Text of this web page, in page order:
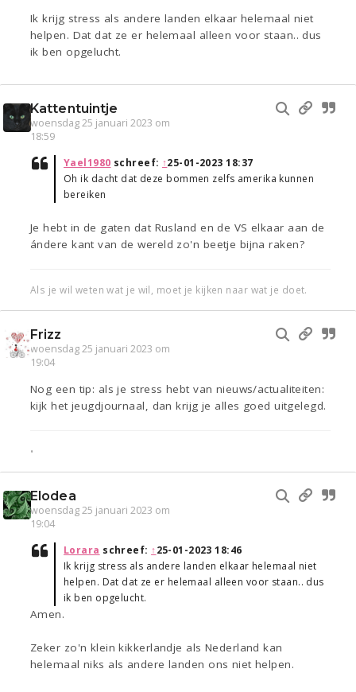
Ik krijg stress als andere landen elkaar helemaal niet
helpen. Dat dat ze er helemaal alleen voor staan.. dus
ik ben opgelucht.
Kattentuintje
woensdag 25 januari 2023 om
18:59
Yael1980 schreef: ↑25-01-2023 18:37
Oh ik dacht dat deze bommen zelfs amerika kunnen
bereiken
Je hebt in de gaten dat Rusland en de VS elkaar aan de
ándere kant van de wereld zo'n beetje bijna raken?
Als je wil weten wat je wil, moet je kijken naar wat je doet.
Frizz
woensdag 25 januari 2023 om
19:04
Nog een tip: als je stress hebt van nieuws/actualiteiten:
kijk het jeugdjournaal, dan krijg je alles goed uitgelegd.
•
Elodea
woensdag 25 januari 2023 om
19:04
Lorara schreef: ↑25-01-2023 18:46
Ik krijg stress als andere landen elkaar helemaal niet
helpen. Dat dat ze er helemaal alleen voor staan.. dus
ik ben opgelucht.
Amen.
Zeker zo'n klein kikkerlandje als Nederland kan
helemaal niks als andere landen ons niet helpen.